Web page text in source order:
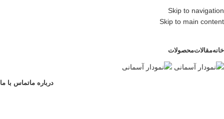
Skip to navigation
Skip to main content
خانهمقالاتمحصولات
درباره ماتماس با ما